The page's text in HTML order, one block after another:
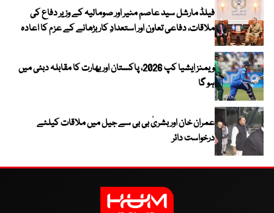
فیلڈ مارشل سید عاصم منیر اور صومالیہ کے وزیر دفاع کی
ملاقات، دفاعی تعاون اور استعدادِ کار بڑھانے کے عزم کا اعادہ
ویمنز ایشیا کپ 2026، پاکستان اور بھارت کا مقابلہ دبئی میں
ہو گا
عمران خان اور بشریٰ بی بی سے جیل میں ملاقات کیلئے
درخواست دائر